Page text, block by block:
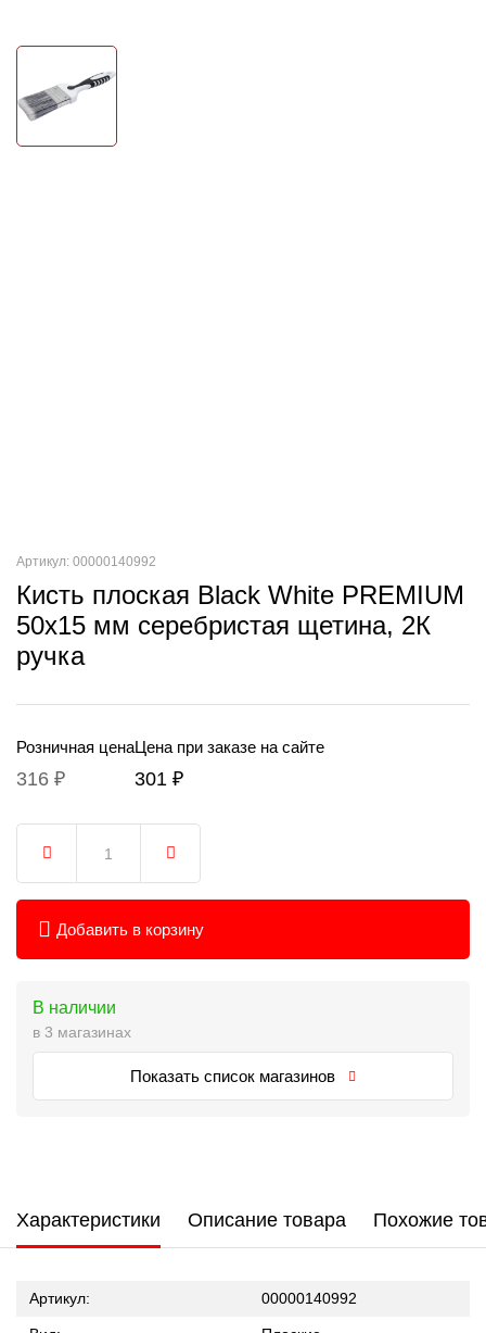
Артикул: 00000140992
Кисть плоская Black White PREMIUM
50х15 мм серебристая щетина, 2К
ручка
Розничная цена
316 ₽
Цена при заказе на сайте
301 ₽
Добавить в корзину
В наличии
в 3 магазинах
Показать список магазинов
Характеристики Описание товара Похожие
Артикул: 00000140992